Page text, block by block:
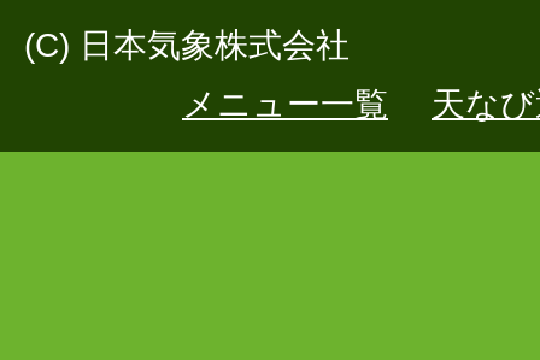
(C) 日本気象株式会社
メニュー一覧
天な